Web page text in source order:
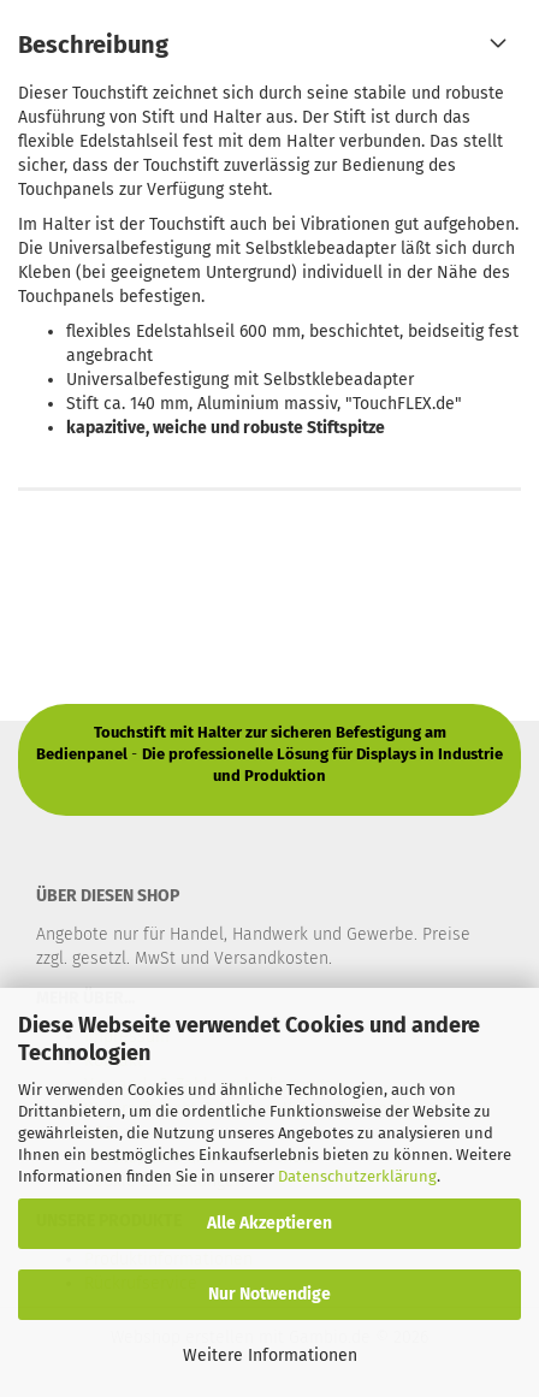
Diese Webseite verwendet Cookies und andere
Technologien
Wir verwenden Cookies und ähnliche Technologien, auch von
Drittanbietern, um die ordentliche Funktionsweise der Website zu
gewährleisten, die Nutzung unseres Angebotes zu analysieren und
Ihnen ein bestmögliches Einkaufserlebnis bieten zu können. Weitere
Informationen finden Sie in unserer Datenschutzerklärung.
Alle Akzeptieren
Nur Notwendige
Weitere Informationen
Beschreibung
Dieser Touchstift zeichnet sich durch seine stabile und robuste
Ausführung von Stift und Halter aus. Der Stift ist durch das
flexible Edelstahlseil fest mit dem Halter verbunden. Das stellt
sicher, dass der Touchstift zuverlässig zur Bedienung des
Touchpanels zur Verfügung steht.
Im Halter ist der Touchstift auch bei Vibrationen gut aufgehoben.
Die Universalbefestigung mit Selbstklebeadapter läßt sich durch
Kleben (bei geeignetem Untergrund) individuell in der Nähe des
Touchpanels befestigen.
flexibles Edelstahlseil 600 mm, beschichtet, beidseitig fest
angebracht
Universalbefestigung mit Selbstklebeadapter
Stift ca. 140 mm, Aluminium massiv, "TouchFLEX.de"
kapazitive, weiche und robuste Stiftspitze
Touchstift mit Halter zur sicheren Befestigung am
Bedienpanel - Die professionelle Lösung für Displays in Industrie
und Produktion
ÜBER DIESEN SHOP
Angebote nur für Handel, Handwerk und Gewerbe. Preise
zzgl. gesetzl. MwSt und Versandkosten.
Impressum
Kontakt
Versand- & Zahlungsbedingungen
Widerrufsrecht & Muster-Widerrufsformular
AGB
Privatsphäre und Datenschutz
Cookie Einstellungen